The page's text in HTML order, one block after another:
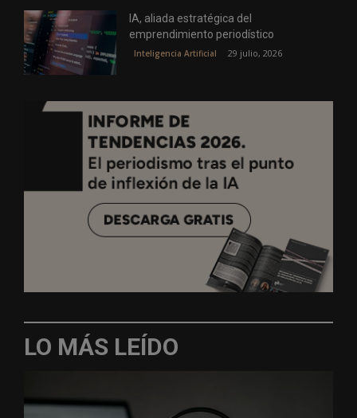
IA, aliada estratégica del
emprendimiento periodístico
Inteligencia Artificial 29 julio, 2026
LO MÁS LEÍDO